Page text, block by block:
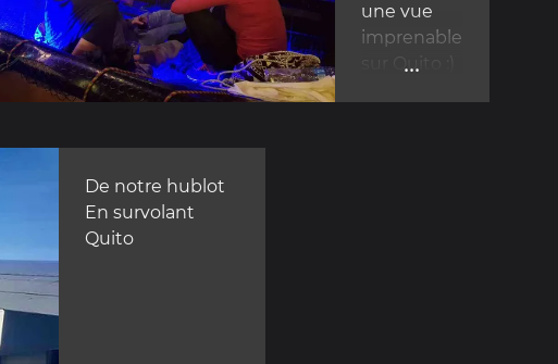
une vue
imprenable
sur Quito :)
...
De notre hublot
En survolant
Quito